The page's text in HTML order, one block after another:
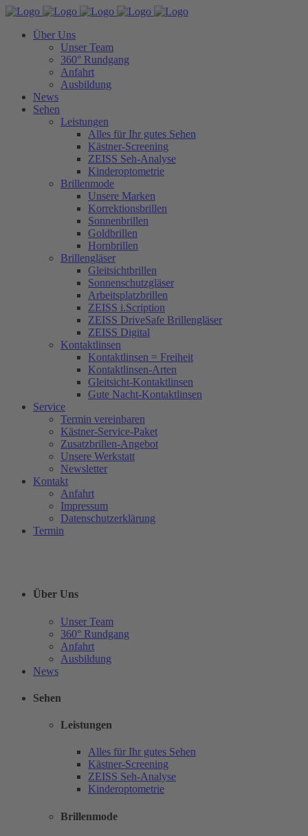
Über Uns
Unser Team
360° Rundgang
Anfahrt
Ausbildung
News
Sehen
Leistungen
Alles für Ihr gutes Sehen
Kästner-Screening
ZEISS Seh-Analyse
Kinderoptometrie
Brillenmode
Unsere Marken
Korrektionsbrillen
Sonnenbrillen
Goldbrillen
Hornbrillen
Brillengläser
Gleitsichtbrillen
Sonnenschutzgläser
Arbeitsplatzbrillen
ZEISS i.Scription
ZEISS DriveSafe Brillengläser
ZEISS Digital
Kontaktlinsen
Kontaktlinsen = Freiheit
Kontaktlinsen-Arten
Gleitsicht-Kontaktlinsen
Gute Nacht-Kontaktlinsen
Service
Termin vereinbaren
Kästner-Service-Paket
Zusatzbrillen-Angebot
Unsere Werkstatt
Newsletter
Kontakt
Anfahrt
Impressum
Datenschutzerklärung
Termin
Über Uns
Unser Team
360° Rundgang
Anfahrt
Ausbildung
News
Sehen
Leistungen
Alles für Ihr gutes Sehen
Kästner-Screening
ZEISS Seh-Analyse
Kinderoptometrie
Brillenmode